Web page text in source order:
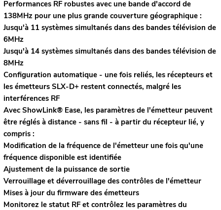
Performances RF robustes avec une bande d'accord de
138MHz pour une plus grande couverture géographique :
Jusqu'à 11 systèmes simultanés dans des bandes télévision de
6MHz
Jusqu'à 14 systèmes simultanés dans des bandes télévision de
8MHz
Configuration automatique - une fois reliés, les récepteurs et
les émetteurs SLX-D+ restent connectés, malgré les
interférences RF
Avec ShowLink® Ease, les paramètres de l'émetteur peuvent
être réglés à distance - sans fil - à partir du récepteur lié, y
compris :
Modification de la fréquence de l'émetteur une fois qu'une
fréquence disponible est identifiée
Ajustement de la puissance de sortie
Verrouillage et déverrouillage des contrôles de l'émetteur
Mises à jour du firmware des émetteurs
Monitorez le statut RF et contrôlez les paramètres du